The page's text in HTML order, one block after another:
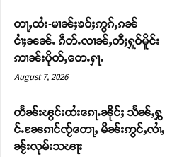
တႃႇထႆး-မၢၼ်ႈၶဝ်ႈဢွၵ်ႇၵၼ်
ငၢႆႈၼၼ်ႉ ၵဵတ်ႉလၢၼ်ႇတီႈႁူဝ်မိူင်း
ဢၢၼ်းပိုတ်ႇတေႉႁႃႉ
August 7, 2026
တႅၼ်းၽွင်းထႆးၵေႃႉၼိုင်ႈ သႅၼ်ႇႁွ
င်ႉၼႄၵၢင်ၸႂ်တေႃႇ မိၼ်းဢွင်ႇလၢႆႇ
ၼႂ်းလုမ်းသၽႃး